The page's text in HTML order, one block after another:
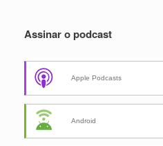
Assinar o podcast
Apple Podcasts
Android